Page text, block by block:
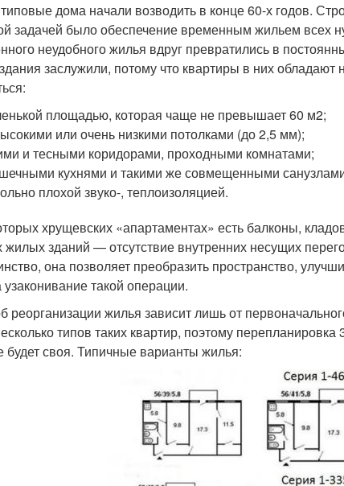
дома начали возводить в конце 60-х годов.
задачей было обеспечение временным жильем
неудобного жилья вдруг превратились в
заслужили, потому что квартиры в них
площадью, которая чаще не превышает 60 м2;
или очень низкими потолками (до 2,5 мм);
и тесными коридорами, проходными комнатами;
кухнями и такими же совмещенными
плохой звуко-, теплоизоляцией.
хрущевских «апартаментах» есть балконы,
жилых зданий — отсутствие внутренних несущих
она позволяет преобразить пространство,
узаконивание такой операции.
реорганизации жилья зависит лишь от
типов таких квартир, поэтому
будет своя. Типичные варианты жилья: